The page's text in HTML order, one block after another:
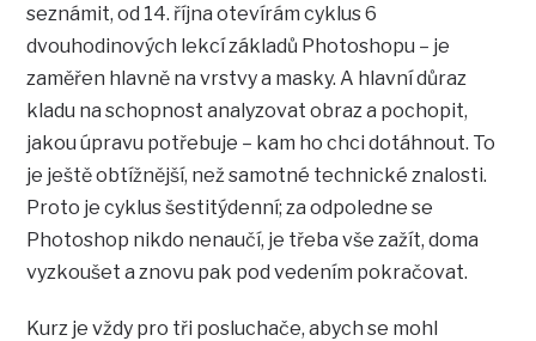
seznámit, od 14. října otevírám cyklus 6
dvouhodinových lekcí základů Photoshopu – je
zaměřen hlavně na vrstvy a masky. A hlavní důraz
kladu na schopnost analyzovat obraz a pochopit,
jakou úpravu potřebuje – kam ho chci dotáhnout. To
je ještě obtížnější, než samotné technické znalosti.
Proto je cyklus šestitýdenní; za odpoledne se
Photoshop nikdo nenaučí, je třeba vše zažít, doma
vyzkoušet a znovu pak pod vedením pokračovat.
Kurz je vždy pro tři posluchače, abych se mohl